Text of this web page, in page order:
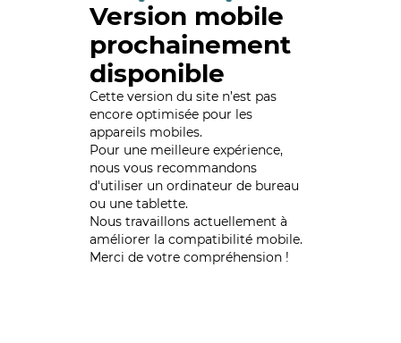
Version mobile
prochainement
disponible
Cette version du site n’est pas
encore optimisée pour les
appareils mobiles.
Pour une meilleure expérience,
nous vous recommandons
d'utiliser un ordinateur de bureau
ou une tablette.
Nous travaillons actuellement à
améliorer la compatibilité mobile.
Merci de votre compréhension !